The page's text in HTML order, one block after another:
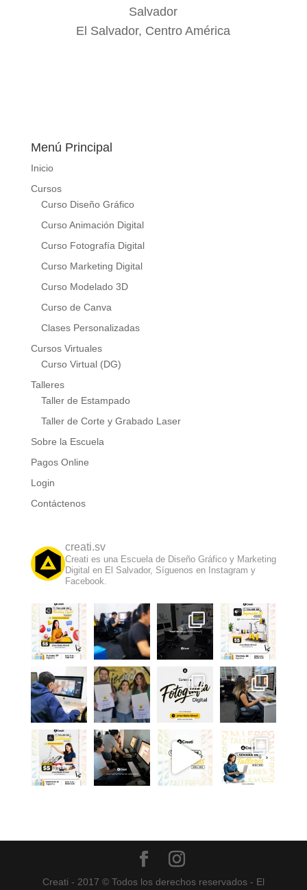
Salvador
El Salvador, Centro América
Menú Principal
Inicio
Cursos
Curso Diseño Gráfico
Curso Animación Digital
Curso Fotografía Digital
Curso Marketing Digital
Curso Modelado 3D
Curso de Canva
Clases Personalizadas
Cursos Virtuales
Curso Virtual (DG)
Talleres
Taller de Estampado
Taller de Corte y Grabado Laser
Sobre la Escuela
Pagos Online
Login
Contáctenos
creati.sv
Creati es una Escuela de Diseño Gráfico y Marketing
Digital en El Salvador, Síguenos en Instagram y
Facebook.
Creati - 2017 © Todos los derechos reservados - El